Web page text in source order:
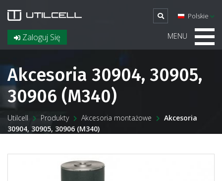
Zaloguj Się
Polskie
MENU
Akcesoria 30904, 30905,
30906 (M340)
Utilcell Produkty Akcesoria montażowe
Akcesoria
30904, 30905, 30906 (M340)